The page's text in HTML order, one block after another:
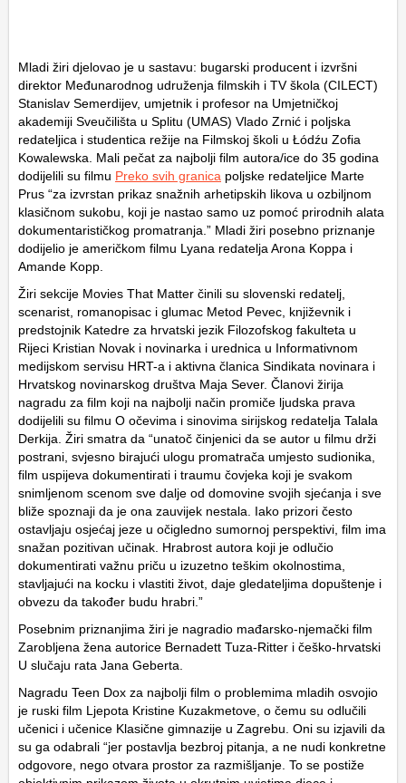
Mladi žiri djelovao je u sastavu: bugarski producent i izvršni
direktor Međunarodnog udruženja filmskih i TV škola (CILECT)
Stanislav Semerdijev, umjetnik i profesor na Umjetničkoj
akademiji Sveučilišta u Splitu (UMAS) Vlado Zrnić i poljska
redateljica i studentica režije na Filmskoj školi u Łódźu Zofia
Kowalewska. Mali pečat za najbolji film autora/ice do 35 godina
dodijelili su filmu Preko svih granica poljske redateljice Marte
Prus “za izvrstan prikaz snažnih arhetipskih likova u ozbiljnom
klasičnom sukobu, koji je nastao samo uz pomoć prirodnih alata
dokumentarističkog promatranja.” Mladi žiri posebno priznanje
dodijelio je američkom filmu Lyana redatelja Arona Koppa i
Amande Kopp.
Žiri sekcije Movies That Matter činili su slovenski redatelj,
scenarist, romanopisac i glumac Metod Pevec, književnik i
predstojnik Katedre za hrvatski jezik Filozofskog fakulteta u
Rijeci Kristian Novak i novinarka i urednica u Informativnom
medijskom servisu HRT-a i aktivna članica Sindikata novinara i
Hrvatskog novinarskog društva Maja Sever. Članovi žirija
nagradu za film koji na najbolji način promiče ljudska prava
dodijelili su filmu O očevima i sinovima sirijskog redatelja Talala
Derkija. Žiri smatra da “unatoč činjenici da se autor u filmu drži
postrani, svjesno birajući ulogu promatrača umjesto sudionika,
film uspijeva dokumentirati i traumu čovjeka koji je svakom
snimljenom scenom sve dalje od domovine svojih sjećanja i sve
bliže spoznaji da je ona zauvijek nestala. Iako prizori često
ostavljaju osjećaj jeze u očigledno sumornoj perspektivi, film ima
snažan pozitivan učinak. Hrabrost autora koji je odlučio
dokumentirati važnu priču u izuzetno teškim okolnostima,
stavljajući na kocku i vlastiti život, daje gledateljima dopuštenje i
obvezu da također budu hrabri.”
Posebnim priznanjima žiri je nagradio mađarsko-njemački film
Zarobljena žena autorice Bernadett Tuza-Ritter i češko-hrvatski
U slučaju rata Jana Geberta.
Nagradu Teen Dox za najbolji film o problemima mladih osvojio
je ruski film Ljepota Kristine Kuzakmetove, o čemu su odlučili
učenici i učenice Klasične gimnazije u Zagrebu. Oni su izjavili da
su ga odabrali “jer postavlja bezbroj pitanja, a ne nudi konkretne
odgovore, nego otvara prostor za razmišljanje. To se postiže